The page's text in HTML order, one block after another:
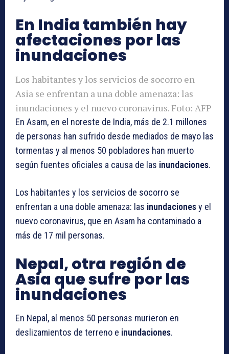
En India también hay
afectaciones por las
inundaciones
Los habitantes y los servicios de socorro en
Asia se enfrentan a una doble amenaza: las
inundaciones y el nuevo coronavirus. Foto: AFP
En Asam, en el noreste de India, más de 2.1 millones
de personas han sufrido desde mediados de mayo las
tormentas y al menos 50 pobladores han muerto
según fuentes oficiales a causa de las inundaciones.
Los habitantes y los servicios de socorro se
enfrentan a una doble amenaza: las inundacionesy el
nuevo coronavirus, que en Asam ha contaminado a
más de 17 mil personas.
Nepal, otra región de
Asia que sufre por las
inundaciones
En Nepal, al menos 50 personas murieron en
deslizamientos de terreno e inundaciones.